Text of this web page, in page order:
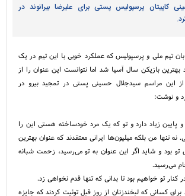
کاپیتان پرسپولیس پستی برای علیرضا بیرانوند در
بان تیم ملی و پرسپولیس که عملکرد خوبی با این تیم در یک
بازیکن سال آسیا شد اما نتوانست این عنوان را از
مراسم سیدجلال حسینی پستی در تمجید بیرو در
و نوشت:
و پایین زیاد دارد و تو که یک مرد خودساخته هستی این را
تنها من بلکه میلیون‌ها ایرانی معتقدند که عنوان بهترین
تو بود و شاید اگر این عنوان به تو می‌رسید، زحمت شبانه
می‌رسید.
تو خواهیم بود تا بدانی که تنها قدم نخواهی زد.
کسانی که لبخندزنان از روز قبل توئیت کردند که جایزه